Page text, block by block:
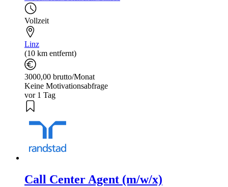
Vollzeit
Linz
(10 km entfernt)
3000,00 brutto/Monat
Keine Motivationsabfrage
vor 1 Tag
Call Center Agent (m/w/x)